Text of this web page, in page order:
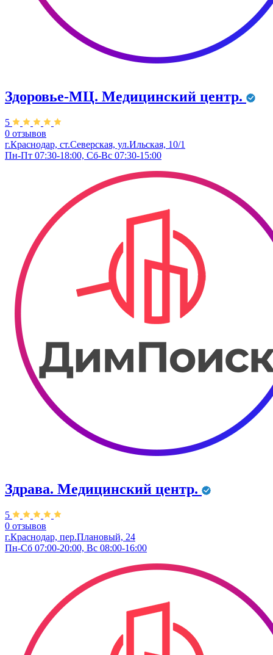
Здоровье-МЦ. Медицинский центр.
5
0 отзывов
г.Краснодар, ст.Северская, ул.Ильская, 10/1
Пн-Пт 07:30-18:00, Сб-Вс 07:30-15:00
Здрава. ​Медицинский центр.
5
0 отзывов
г.Краснодар, пер.Плановый, 24
Пн-Сб 07:00-20:00, Вс 08:00-16:00